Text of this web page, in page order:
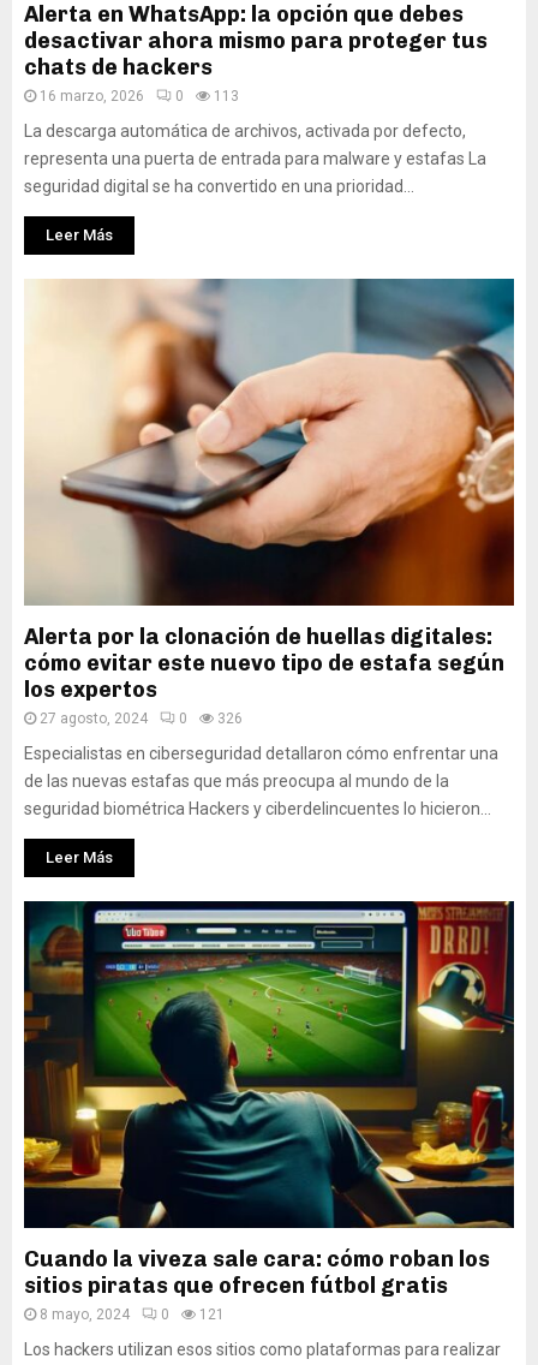
Alerta en WhatsApp: la opción que debes
desactivar ahora mismo para proteger tus
chats de hackers
16 marzo, 2026 0 113
La descarga automática de archivos, activada por defecto,
representa una puerta de entrada para malware y estafas La
seguridad digital se ha convertido en una prioridad...
Leer Más
Alerta por la clonación de huellas digitales:
cómo evitar este nuevo tipo de estafa según
los expertos
27 agosto, 2024 0 326
Especialistas en ciberseguridad detallaron cómo enfrentar una
de las nuevas estafas que más preocupa al mundo de la
seguridad biométrica Hackers y ciberdelincuentes lo hicieron...
Leer Más
Cuando la viveza sale cara: cómo roban los
sitios piratas que ofrecen fútbol gratis
8 mayo, 2024 0 121
Los hackers utilizan esos sitios como plataformas para realizar